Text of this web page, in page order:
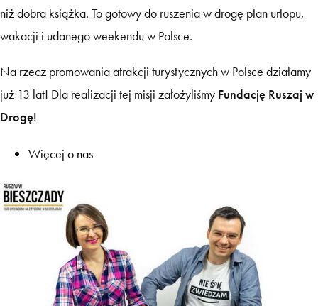
niż dobra książka. To gotowy do ruszenia w drogę plan urlopu,
wakacji i udanego weekendu w Polsce.
Na rzecz promowania atrakcji turystycznych w Polsce działamy
już 13 lat! Dla realizacji tej misji założyliśmy Fundację Ruszaj w
Drogę!
Więcej o nas